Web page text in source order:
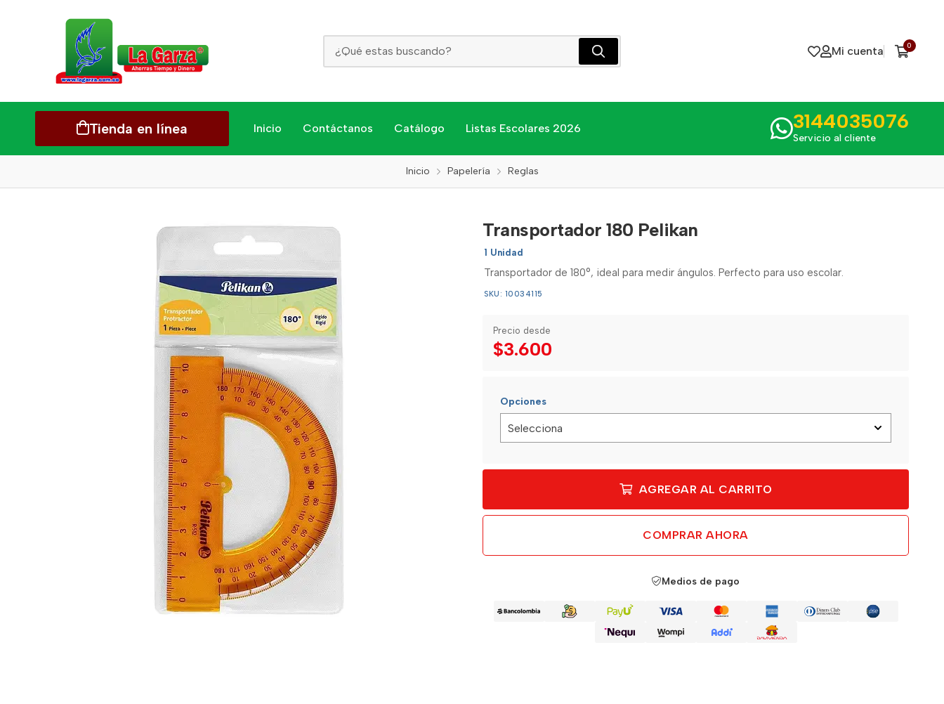
Mi cuenta 0
Tienda en línea Inicio Contáctanos Catálogo Listas Escolares 2026 3144035076
Servicio al cliente
Inicio Papelería Reglas
Transportador 180 Pelikan
1 Unidad
Transportador de 180°, ideal para medir ángulos. Perfecto para uso escolar.
SKU: 10034115
Precio desde
$3.600
Opciones
AGREGAR AL CARRITO
COMPRAR AHORA
Medios de pago